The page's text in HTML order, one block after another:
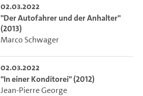
02.03.2022
"Der Autofahrer und der Anhalter"
(2013)
Marco Schwager
02.03.2022
"In einer Konditorei" (2012)
Jean-Pierre George